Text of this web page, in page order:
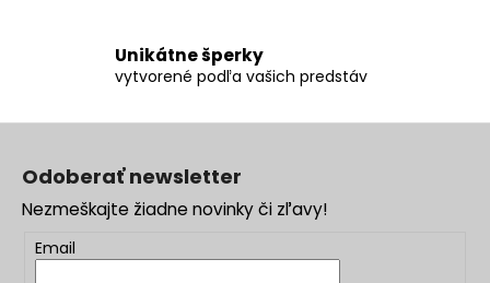
u
Unikátne šperky
vytvorené podľa vašich predstáv
Odoberať newsletter
Nezmeškajte žiadne novinky či zľavy!
Email